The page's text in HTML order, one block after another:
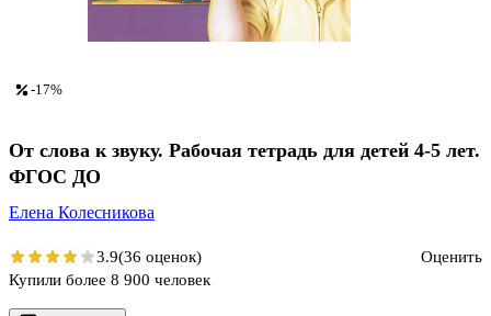
-17%
От слова к звуку. Рабочая тетрадь для детей 4-5 лет.
ФГОС ДО
Елена Колесникова
3.9(36 оценок)
Оценить
Купили более 8 900 человек